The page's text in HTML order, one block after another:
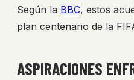
Según la BBC, estos
plan centenario de la
ASPIRACIONES